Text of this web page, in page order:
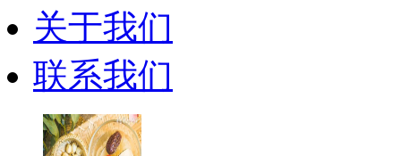
关于我们
联系我们